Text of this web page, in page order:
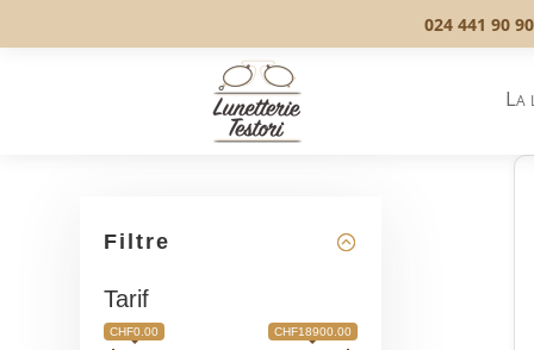
024 441 90 90
La
Filtre
Tarif
CHF0.00 CHF18900.00